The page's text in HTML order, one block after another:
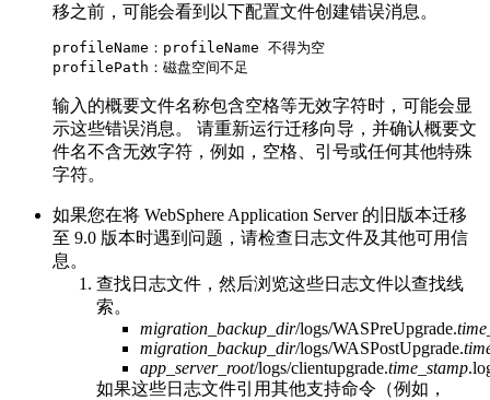
移之前，可能会看到以下配置文件创建错误消息。
profileName：profileName 不得为空
profilePath：磁盘空间不足
输入的概要文件名称包含空格等无效字符时，可能会显
示这些错误消息。 请重新运行迁移向导，并确认概要文
件名不含无效字符，例如，空格、引号或任何其他特殊
字符。
如果您在将 WebSphere Application Server的旧版本迁移
至 9.0 版本时遇到问题，请检查日志文件及其他可用信
息。
查找日志文件，然后浏览这些日志文件以查找线
索。
migration_backup_dir/logs/WASPreUpgrade.
migration_backup_dir/logs/WASPostUpgrade.
app_server_root/logs/clientupgrade.time_stamp
如果这些日志文件引用其他支持命令（例如，